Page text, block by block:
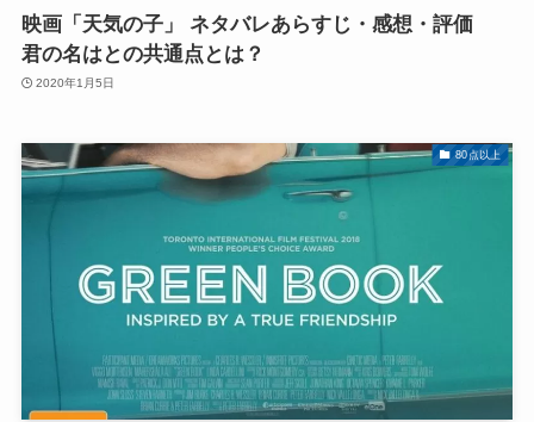
映画「天気の子」 ネタバレあらすじ・感想・評価
君の名はとの共通点とは？
2020年1月5日
80点以上